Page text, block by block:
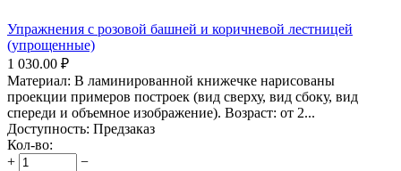
Упражнения с розовой башней и коричневой лестницей
(упрощенные)
1 030.00 ₽
Материал: В ламинированной книжечке нарисованы
проекции примеров построек (вид сверху, вид сбоку, вид
спереди и объемное изображение). Возраст: от 2...
Доступность: Предзаказ
Кол-во:
+
−